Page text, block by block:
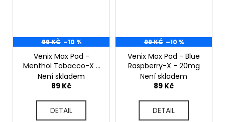
99 KČ –10 %
Venix Max Pod -
Menthol Tobacco-X -
20mg
Není skladem
89 Kč
DETAIL
99 KČ –10 %
Venix Max Pod - Blue
Raspberry-X - 20mg
Není skladem
89 Kč
DETAIL